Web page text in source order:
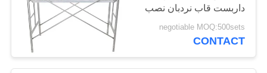
فولاد داربست لوله
داربست قاب نردبان نصب
سریع
negotiable MOQ:500sets
CONTACT